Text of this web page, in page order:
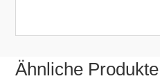
Ähnliche Produkte